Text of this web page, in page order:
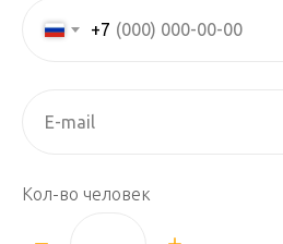
+7
Кол-во человек